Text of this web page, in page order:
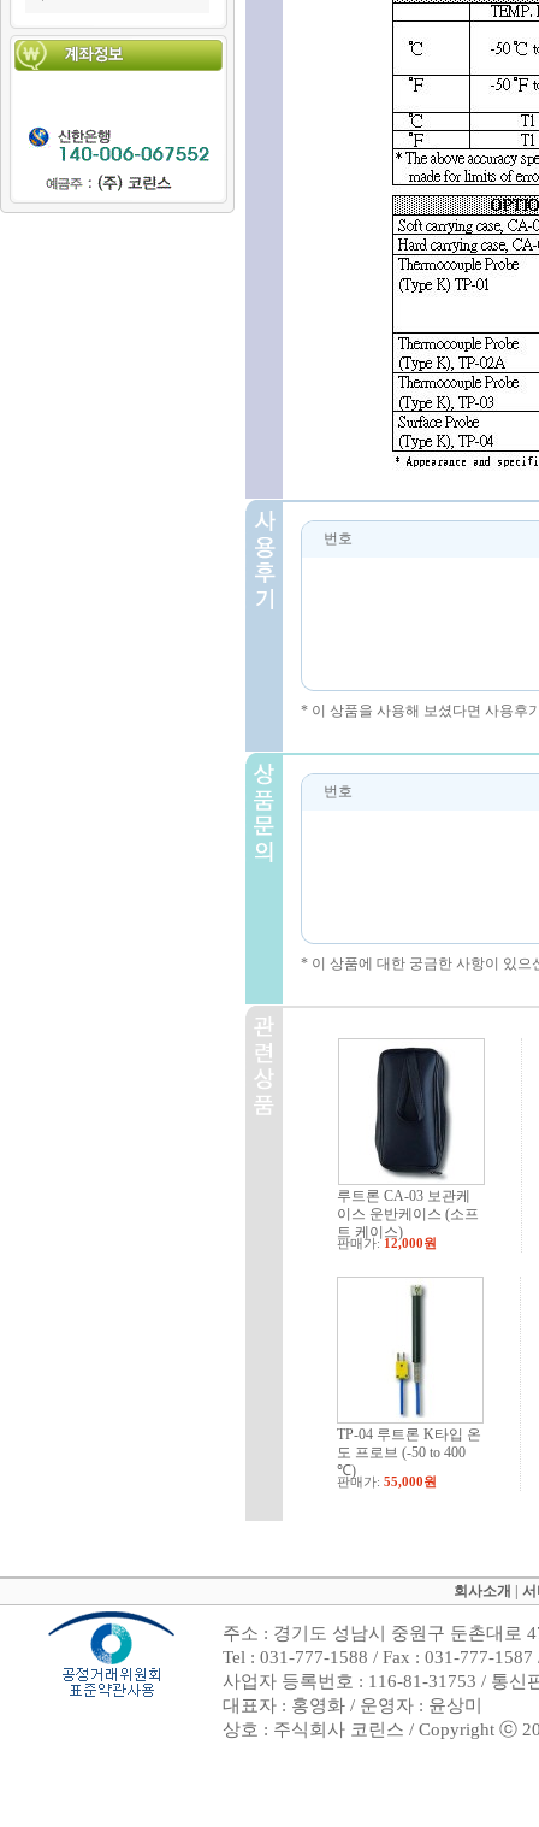
번호
* 이 상품을 사용해 보셨다면 사용후
번호
* 이 상품에 대한 궁금한 사항이 있
루트론 CA-03 보관케
이스 운반케이스 (소프
트 케이스)
판매가: 12,000원
TP-04 루트론 K타입 온
도 프로브 (-50 to 400
℃)
판매가: 55,000원
회사소개
주소 : 경기도 성남시 중원구 둔촌대로
Tel : 031-777-1588 / Fax : 031-777-
사업자 등록번호 : 116-81-31753 / 통신
대표자 : 홍영화 / 운영자 : 윤상미
상호 : 주식회사 코린스 / Copyright ⓒ